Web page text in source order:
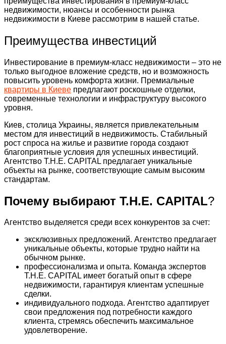
недвижимости, нюансы и особенности рынка
недвижимости в Киеве рассмотрим в нашей статье.
Преимущества инвестиций
Инвестирование в премиум-класс недвижимости – это не
только выгодное вложение средств, но и возможность
повысить уровень комфорта жизни. Премиальные
квартиры в Киеве предлагают роскошные отделки,
современные технологии и инфраструктуру высокого
уровня.
Киев, столица Украины, является привлекательным
местом для инвестиций в недвижимость. Стабильный
рост спроса на жилье и развитие города создают
благоприятные условия для успешных инвестиций.
Агентство T.H.E. CAPITAL предлагает уникальные
объекты на рынке, соответствующие самым высоким
стандартам.
Почему выбирают T.H.E. CAPITAL?
Агентство выделяется среди всех конкурентов за счет:
эксклюзивных предложений. Агентство предлагает
уникальные объекты, которые трудно найти на
обычном рынке.
профессионализма и опыта. Команда экспертов
T.H.E. CAPITAL имеет богатый опыт в сфере
недвижимости, гарантируя клиентам успешные
сделки.
индивидуального подхода. Агентство адаптирует
свои предложения под потребности каждого
клиента, стремясь обеспечить максимальное
удовлетворение.